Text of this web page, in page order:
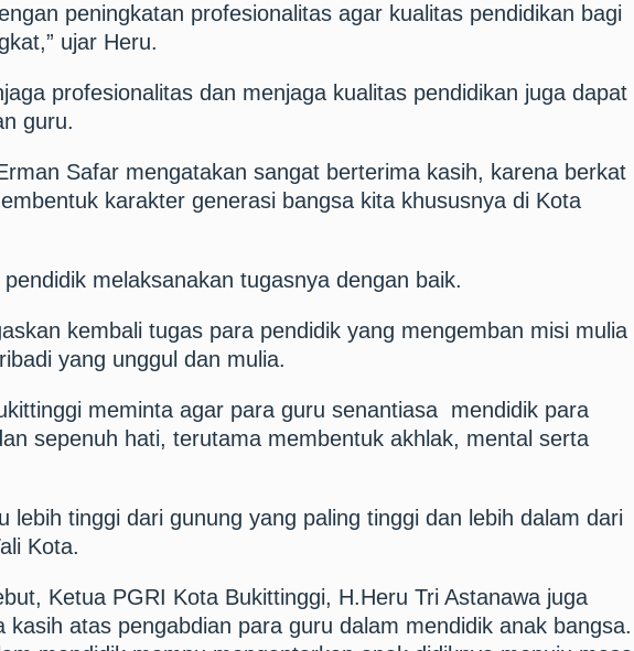
peningkatan profesionalitas agar kualitas pendidikan bagi
ujar Heru.
profesionalitas dan menjaga kualitas pendidikan juga dapat
guru.
Safar mengatakan sangat berterima kasih, karena berkat
karakter generasi bangsa kita khususnya di Kota
melaksanakan tugasnya dengan baik.
kembali tugas para pendidik yang mengemban misi mulia
yang unggul dan mulia.
meminta agar para guru senantiasa mendidik para
sepenuh hati, terutama membentuk akhlak, mental serta
lebih tinggi dari gunung yang paling tinggi dan lebih dalam dari
Kota.
Ketua PGRI Kota Bukittinggi, H.Heru Tri Astanawa juga
kasih atas pengabdian para guru dalam mendidik anak bangsa.